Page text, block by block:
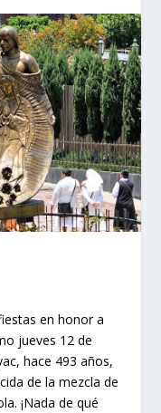
en honor a
jueves 12 de
hace 493 años,
de la mezcla de
¡Nada de qué